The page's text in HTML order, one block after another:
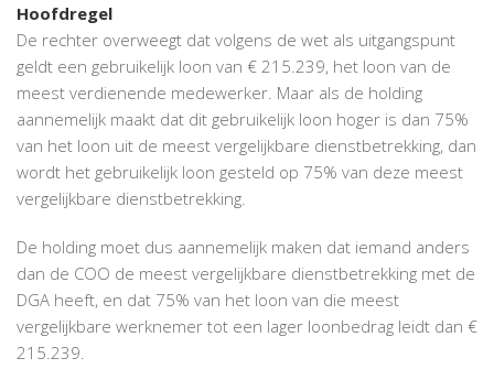
Hoofdregel
De rechter overweegt dat volgens de wet als uitgangspunt
geldt een gebruikelijk loon van € 215.239, het loon van de
meest verdienende medewerker. Maar als de holding
aannemelijk maakt dat dit gebruikelijk loon hoger is dan 75%
van het loon uit de meest vergelijkbare dienstbetrekking, dan
wordt het gebruikelijk loon gesteld op 75% van deze meest
vergelijkbare dienstbetrekking.
De holding moet dus aannemelijk maken dat iemand anders
dan de COO de meest vergelijkbare dienstbetrekking met de
DGA heeft, en dat 75% van het loon van die meest
vergelijkbare werknemer tot een lager loonbedrag leidt dan €
215.239.